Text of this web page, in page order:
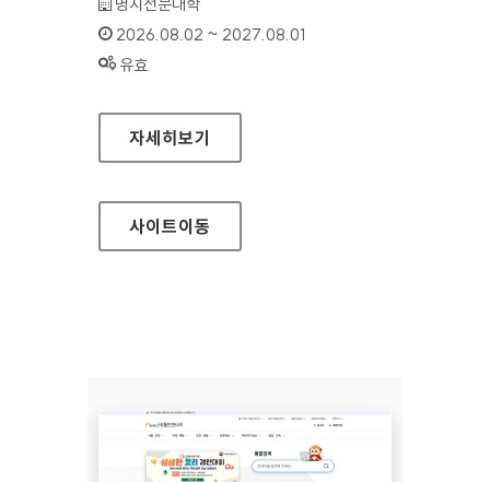
인증기간 :
2026.08.02 ~ 2027.08.01
상태 :
유효
명지전문대학
자세히보기
사이트이동